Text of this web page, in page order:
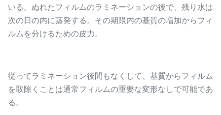
いる。ぬれたフィルムのラミネーションの後で、残り水は
次の日の内に蒸発する。その期限内の基質の増加からフィ
ルムを分けるための皮力。
従ってラミネーション後間もなくして、基質からフィルム
を取除くことは通常フィルムの重要な変形なしで可能であ
る。